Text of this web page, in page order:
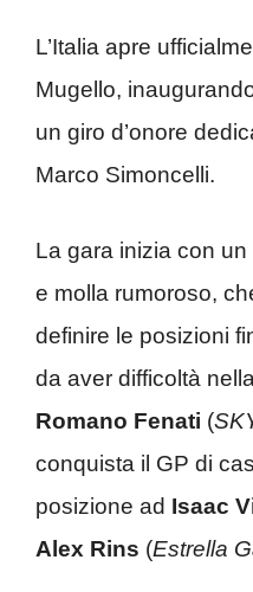
L’Italia apre
Mugello,
un giro d’onore
Marco Simoncelli.
La gara inizia con
e molla rumoroso,
definire le posizioni
da aver difficoltà
Romano Fenati (
conquista il GP di
posizione ad Isaac
Alex Rins (Estrella